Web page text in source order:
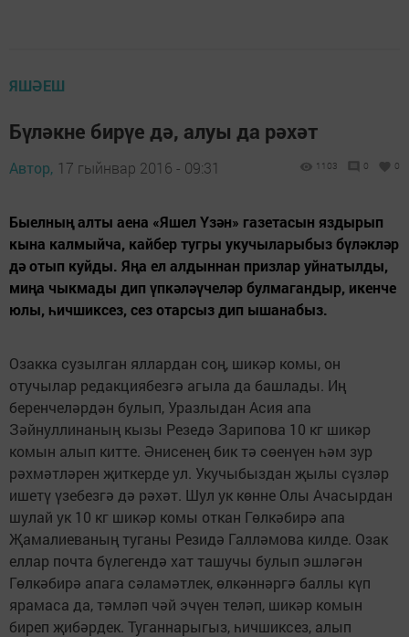
ЯШӘЕШ
Бүләкне бирүе дә, алуы да рәхәт
Автор, 17 гыйнвар 2016 - 09:31 1103 0 0
Быелның алты аена «Яшел Үзән» газетасын яздырып
кына калмыйча, кайбер тугры укучыларыбыз бүләкләр
дә отып куйды. Яңа ел алдыннан призлар уйнатылды,
миңа чыкмады дип үпкәләүчеләр булмагандыр, икенче
юлы, һичшиксез, сез отарсыз дип ышанабыз.
Озакка сузылган яллардан соң, шикәр комы, он
отучылар редакциябезгә агыла да башлады. Иң
беренчеләрдән булып, Ураз­лыдан Асия апа
Зәйнуллинаның кызы Резедә Зарипова 10 кг шикәр
комын алып китте. Әнисенең бик тә сөенүен һәм зур
рәхмәтләрен җиткерде ул. Укучыбыздан җылы сүзләр
ишетү үзебезгә дә рәхәт. Шул ук көнне Олы Ачасырдан
шулай ук 10 кг шикәр комы откан Гөлкәбирә апа
Җамалиеваның туганы Резидә Галләмова килде. Озак
еллар почта бүлегендә хат ташучы булып эшләгән
Гөлкәбирә апага сәламәтлек, өлкәннәргә баллы күп
ярамаса да, тәмләп чәй эчүен теләп, шикәр комын
биреп җибәрдек. Туганнарыгыз, һичшиксез, алып